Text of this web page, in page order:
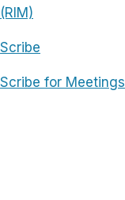
(RIM)
Scribe
Scribe for Meetings